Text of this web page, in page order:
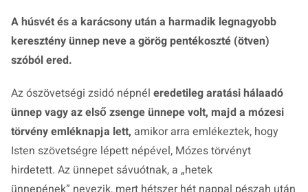
A húsvét és a karácsony után a harmadik legnagyobb
keresztény ünnep neve a görög pentékoszté (ötven)
szóból ered.
Az ószövetségi zsidó népnél eredetileg aratási hálaadó
ünnep vagy az első zsenge ünnepe volt, majd a mózesi
törvény emléknapja lett, amikor arra emlékeztek, hogy
Isten szövetségre lépett népével, Mózes törvényt
hirdetett. Az ünnepet sávuótnak, a „hetek